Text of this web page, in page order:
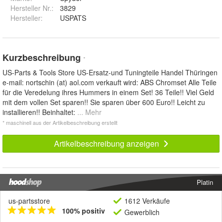
Hersteller Nr.:
3829
Hersteller: USPATS
Kurzbeschreibung *
US-Parts & Tools Store US-Ersatz-und Tuningteile Handel Thüringen
e-mail: nortschin (at) aol.com verkauft wird: ABS Chromset Alle Teile
für die Veredelung ihres Hummers in einem Set! 36 Teile!! Viel Geld
mit dem vollen Set sparen!! Sie sparen über 600 Euro!! Leicht zu
installieren!! Beinhaltet: ... Mehr
* maschinell aus der Artikelbeschreibung erstellt
Artikelbeschreibung anzeigen
Platin
us-partsstore
100% positiv
1612 Verkäufe
Gewerblich